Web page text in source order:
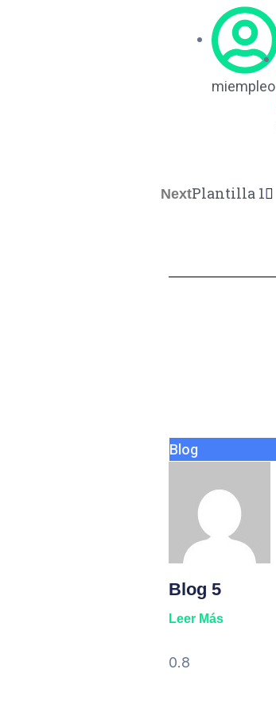
miempleo
NextPlantilla 1
Blog
Blog 5
Leer Más